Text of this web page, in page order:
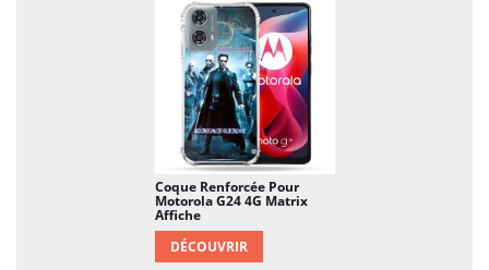
Coque Renforcée Pour
Motorola G24 4G Matrix
Affiche
DÉCOUVRIR